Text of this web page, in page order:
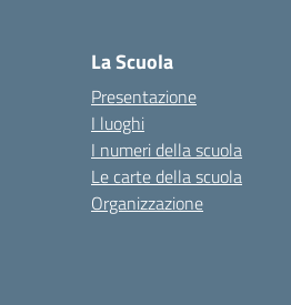
La Scuola
Presentazione
I luoghi
I numeri della scuola
Le carte della scuola
Organizzazione